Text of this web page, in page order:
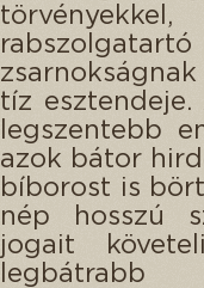
tíz
legszentebb
azok bátor
bíborost is
nép hosszú
jogait
legbátrabb